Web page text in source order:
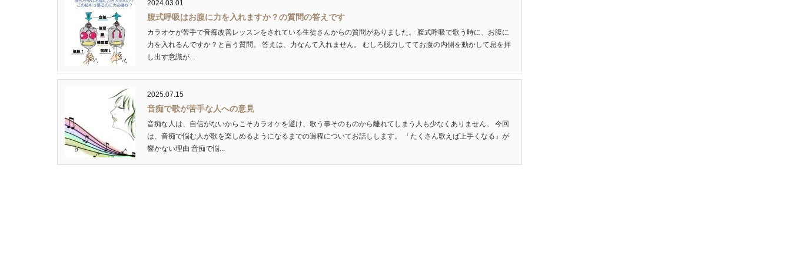
2024.03.01
腹式呼吸はお腹に力を入れますか？の質問の答えです
カラオケが苦手で音痴改善レッスンをされている生徒さんからの質問がありました。 腹式呼吸で歌う時に、お腹に
力を入れるんですか？と言う質問。 答えは、力なんて入れません。 むしろ脱力しててお腹の内側を動かして息を押
し出す意識が...
2025.07.15
音痴で歌が苦手な人への意見
音痴な人は、自信がないからこそカラオケを避け、歌う事そのものから離れてしまう人も少なくありません。 今回
は、音痴で悩む人が歌を楽しめるようになるまでの過程についてお話しします。 「たくさん歌えば上手くなる」が
響かない理由 音痴で悩...